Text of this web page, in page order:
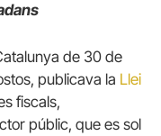
de 30 de
publicava la Llei
fiscals,
públic, que es sol